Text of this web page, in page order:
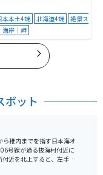
本本土4端 北海道4端
絶景ス
海岸｜岬
ポット
稚内までを指す日本海オ
号線が通る抜海村付近に
近を北上すると、左手に
道路、右手に湿原、と人